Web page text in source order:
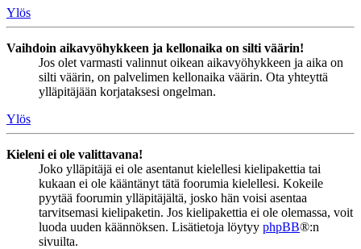
Ylös
Vaihdoin aikavyöhykkeen ja kellonaika on silti väärin!
Jos olet varmasti valinnut oikean aikavyöhykkeen ja aika on
silti väärin, on palvelimen kellonaika väärin. Ota yhteyttä
ylläpitäjään korjataksesi ongelman.
Ylös
Kieleni ei ole valittavana!
Joko ylläpitäjä ei ole asentanut kielellesi kielipakettia tai
kukaan ei ole kääntänyt tätä foorumia kielellesi. Kokeile
pyytää foorumin ylläpitäjältä, josko hän voisi asentaa
tarvitsemasi kielipaketin. Jos kielipakettia ei ole olemassa, voit
luoda uuden käännöksen. Lisätietoja löytyy phpBB®:n
sivuilta.